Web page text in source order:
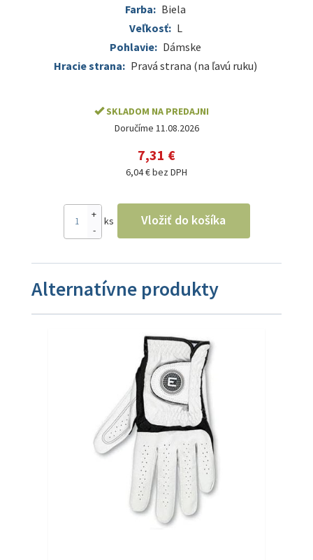
Farba: Biela
Veľkosť: L
Pohlavie: Dámske
Hracie strana: Pravá strana (na ľavú ruku)
SKLADOM NA PREDAJNI
Doručíme 11.08.2026
7,31 €
6,04 € bez DPH
-
+
ks Vložiť do košíka
Alternatívne produkty